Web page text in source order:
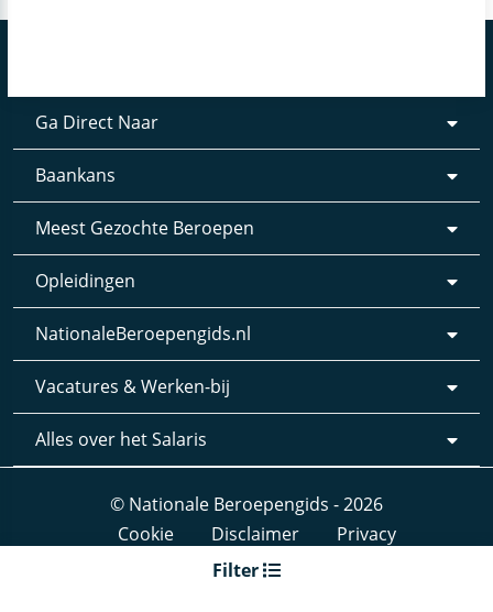
Filter
Ga Direct Naar
Baankans
Meest Gezochte Beroepen
Opleidingen
NationaleBeroepengids.nl
Vacatures & Werken-bij
Alles over het Salaris
© Nationale Beroepengids - 2026
Cookie
Disclaimer
Privacy
Webdesign & realisatie: